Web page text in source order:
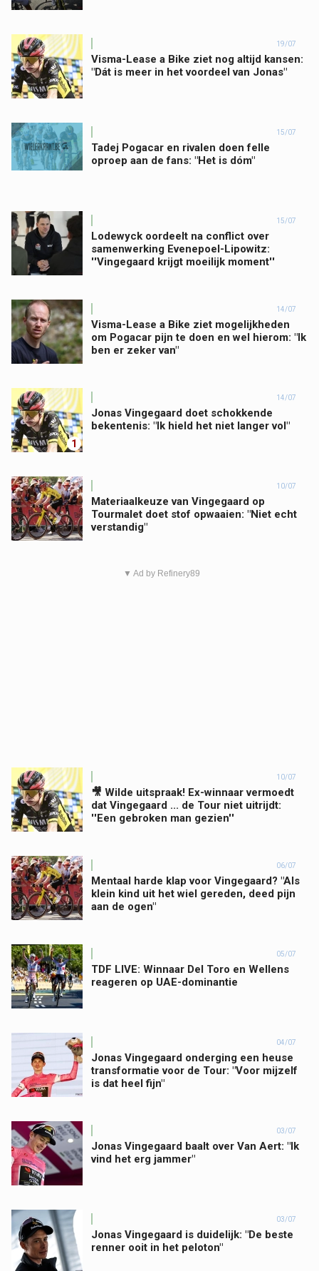
19/07
Visma-Lease a Bike ziet nog altijd kansen:
"Dát is meer in het voordeel van Jonas"
15/07
Tadej Pogacar en rivalen doen felle
oproep aan de fans: "Het is dóm"
15/07
Lodewyck oordeelt na conflict over
samenwerking Evenepoel-Lipowitz:
''Vingegaard krijgt moeilijk moment''
14/07
Visma-Lease a Bike ziet mogelijkheden
om Pogacar pijn te doen en wel hierom: "Ik
ben er zeker van"
1
14/07
Jonas Vingegaard doet schokkende
bekentenis: "Ik hield het niet langer vol"
10/07
Materiaalkeuze van Vingegaard op
Tourmalet doet stof opwaaien: "Niet echt
verstandig"
▼ Ad by Refinery89
10/07
🎥 Wilde uitspraak! Ex-winnaar vermoedt
dat Vingegaard ... de Tour niet uitrijdt:
''Een gebroken man gezien''
06/07
Mentaal harde klap voor Vingegaard? "Als
klein kind uit het wiel gereden, deed pijn
aan de ogen"
05/07
TDF LIVE: Winnaar Del Toro en Wellens
reageren op UAE-dominantie
04/07
Jonas Vingegaard onderging een heuse
transformatie voor de Tour: "Voor mijzelf
is dat heel fijn"
03/07
Jonas Vingegaard baalt over Van Aert: "Ik
vind het erg jammer"
03/07
Jonas Vingegaard is duidelijk: "De beste
renner ooit in het peloton"